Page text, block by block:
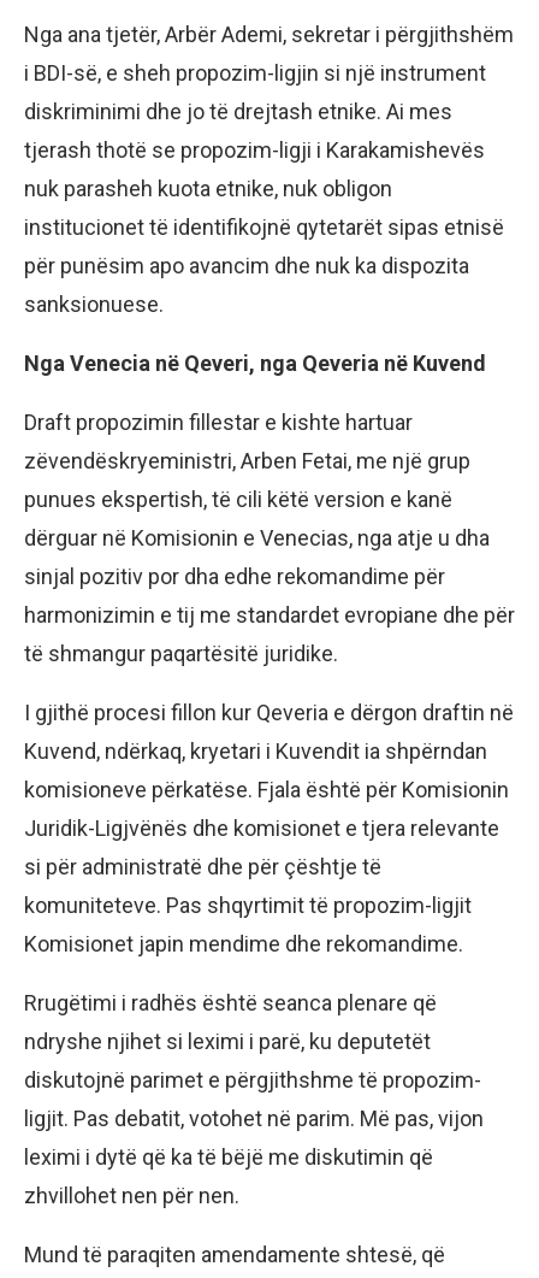
Nga ana tjetër, Arbër Ademi, sekretar i përgjithshëm
i BDI-së, e sheh propozim-ligjin si një instrument
diskriminimi dhe jo të drejtash etnike. Ai mes
tjerash thotë se propozim-ligji i Karakamishevës
nuk parasheh kuota etnike, nuk obligon
institucionet të identifikojnë qytetarët sipas etnisë
për punësim apo avancim dhe nuk ka dispozita
sanksionuese.
Nga Venecia në Qeveri, nga Qeveria në Kuvend
Draft propozimin fillestar e kishte hartuar
zëvendëskryeministri, Arben Fetai, me një grup
punues ekspertish, të cili këtë version e kanë
dërguar në Komisionin e Venecias, nga atje u dha
sinjal pozitiv por dha edhe rekomandime për
harmonizimin e tij me standardet evropiane dhe për
të shmangur paqartësitë juridike.
I gjithë procesi fillon kur Qeveria e dërgon draftin në
Kuvend, ndërkaq, kryetari i Kuvendit ia shpërndan
komisioneve përkatëse. Fjala është për Komisionin
Juridik-Ligjvënës dhe komisionet e tjera relevante
si për administratë dhe për çështje të
komuniteteve. Pas shqyrtimit të propozim-ligjit
Komisionet japin mendime dhe rekomandime.
Rrugëtimi i radhës është seanca plenare që
ndryshe njihet si leximi i parë, ku deputetët
diskutojnë parimet e përgjithshme të propozim-
ligjit. Pas debatit, votohet në parim. Më pas, vijon
leximi i dytë që ka të bëjë me diskutimin që
zhvillohet nen për nen.
Mund të paraqiten amendamente shtesë, që